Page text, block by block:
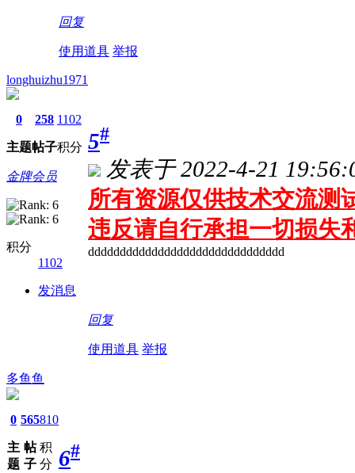
回复
使用道具 举报
longhuizhu1971
0
主题
258
帖子
1102
积分
金牌会员
积分
1102
发消息
5#
发表于 2022-4-21
所有资源仅供技术交流测
违反请自行承担一切损失
ddddddddddddddddddddddddddddddd
回复
使用道具 举报
多鱼鱼
0
主
题
565
帖
子
810
积
分 6#